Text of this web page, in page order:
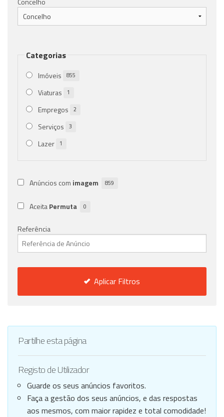
Categorias
Imóveis 855
Viaturas 1
Empregos 2
Serviços 3
Lazer 1
Anúncios com imagem 859
AceitaPermuta 0
Referência
Aplicar Filtros
Partilhe esta página
Registo de Utilizador
Guarde os seus anúncios favoritos.
Faça a gestão dos seus anúncios, e das respostas
aos mesmos, com maior rapidez e total comodidade!